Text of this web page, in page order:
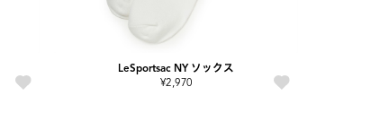
LeSportsac NY ソックス
¥2,970